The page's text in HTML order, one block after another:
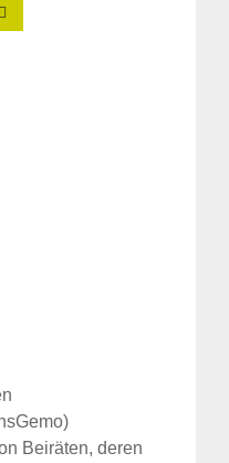
Beiräten, deren